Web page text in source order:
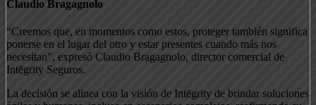
Claudio Bragagnolo
“Creemos que, en momentos como estos, proteger también significa
ponerse en el lugar del otro y estar presentes cuando más nos
necesitan”, expresó Claudio Bragagnolo, director comercial de
Intēgrity Seguros.
La decisión se alinea con la visión de Intēgrity de brindar soluciones